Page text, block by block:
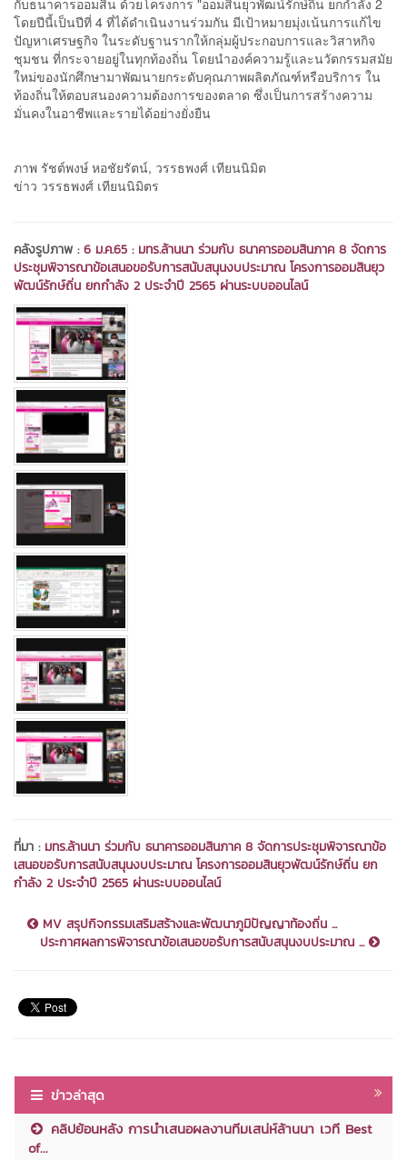
กับธนาคารออมสิน ด้วยโครงการ "ออมสินยุวพัฒน์รักษ์ถิ่น ยกกำลัง 2
โดยปีนี้เป็นปีที่ 4 ที่ได้ดำเนินงานร่วมกัน มีเป้าหมายมุ่งเน้นการแก้ไข
ปัญหาเศรษฐกิจ ในระดับฐานรากให้กลุ่มผู้ประกอบการและวิสาหกิจ
ชุมชน ที่กระจายอยู่ในทุกท้องถิ่น โดยนำองค์ความรู้และนวัตกรรมสมัย
ใหม่ของนักศึกษามาพัฒนายกระดับคุณภาพผลิตภัณฑ์หรือบริการ ใน
ท้องถิ่นให้ตอบสนองความต้องการของตลาด ซึ่งเป็นการสร้างความ
มั่นคงในอาชีพและรายได้อย่างยั่งยืน
ภาพ รัชต์พงษ์ หอชัยรัตน์, วรรธพงศ์ เทียนนิมิต
ข่าว วรรธพงศ์ เทียนนิมิตร
คลังรูปภาพ :6 ม.ค.65 : มทร.ล้านนา ร่วมกับ ธนาคารออมสินภาค 8 จัดการ
ประชุมพิจารณาข้อเสนอขอรับการสนับสนุนงบประมาณ โครงการออมสินยุว
พัฒน์รักษ์ถิ่น ยกกำลัง 2 ประจำปี 2565 ผ่านระบบออนไลน์
ที่มา : มทร.ล้านนา ร่วมกับ ธนาคารออมสินภาค 8 จัดการประชุมพิจารณาข้อ
เสนอขอรับการสนับสนุนงบประมาณ โครงการออมสินยุวพัฒน์รักษ์ถิ่น ยก
กำลัง 2 ประจำปี 2565 ผ่านระบบออนไลน์
MV สรุปกิจกรรมเสริมสร้างและพัฒนาภูมิปัญญาท้องถิ่น ...
ประกาศผลการพิจารณาข้อเสนอขอรับการสนับสนุนงบประมาณ ...
ข่าวล่าสุด
คลิปย้อนหลัง การนำเสนอผลงานทีมเสน่ห์ล้านนา เวที Best
of...